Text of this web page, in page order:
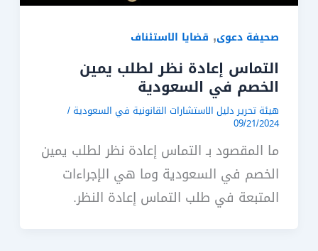
صحيفة دعوى, قضايا الاستئناف
التماس إعادة نظر لطلب يمين
الخصم في السعودية
هيئة تحرير دليل الاستشارات القانونية في السعودية /
09/21/2024
ما المقصود بـ التماس إعادة نظر لطلب يمين
الخصم في السعودية وما هي الإجراءات
المتبعة في طلب التماس إعادة النظر.